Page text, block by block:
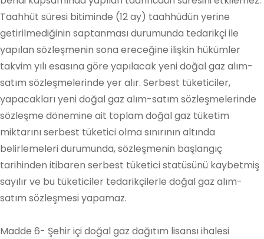
Taahhüt süresi bitiminde (12 ay) taahhüdün yerine
getirilmediğinin saptanması durumunda tedarikçi ile
yapılan sözleşmenin sona ereceğine ilişkin hükümler
takvim yılı esasına göre yapılacak yeni doğal gaz alım-
satım sözleşmelerinde yer alır. Serbest tüketiciler,
yapacakları yeni doğal gaz alım-satım sözleşmelerinde
sözleşme dönemine ait toplam doğal gaz tüketim
miktarını serbest tüketici olma sınırının altında
belirlemeleri durumunda, sözleşmenin başlangıç
tarihinden itibaren serbest tüketici statüsünü kaybetmiş
sayılır ve bu tüketiciler tedarikçilerle doğal gaz alım-
satım sözleşmesi yapamaz.
Madde 6- Şehir içi doğal gaz dağıtım lisansı ihalesi